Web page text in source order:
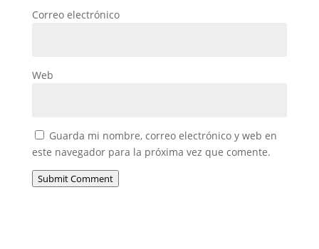
Correo electrónico
Web
Guarda mi nombre, correo electrónico y web en
este navegador para la próxima vez que comente.
Submit Comment